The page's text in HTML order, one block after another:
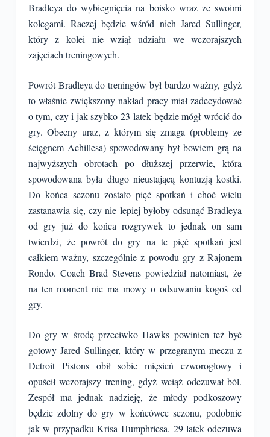
Bradleya do wybiegnięcia na boisko wraz ze swoimi
kolegami. Raczej będzie wśród nich Jared Sullinger,
który z kolei nie wziął udziału we wczorajszych
zajęciach treningowych.
Powrót Bradleya do treningów był bardzo ważny, gdyż
to właśnie zwiększony nakład pracy miał zadecydować
o tym, czy i jak szybko 23-latek będzie mógł wrócić do
gry. Obecny uraz, z którym się zmaga (problemy ze
ścięgnem Achillesa) spowodowany był bowiem grą na
najwyższych obrotach po dłuższej przerwie, która
spowodowana była długo nieustającą kontuzją kostki.
Do końca sezonu zostało pięć spotkań i choć wielu
zastanawia się, czy nie lepiej byłoby odsunąć Bradleya
od gry już do końca rozgrywek to jednak on sam
twierdzi, że powrót do gry na te pięć spotkań jest
całkiem ważny, szczególnie z powodu gry z Rajonem
Rondo. Coach Brad Stevens powiedział natomiast, że
na ten moment nie ma mowy o odsuwaniu kogoś od
gry.
Do gry w środę przeciwko Hawks powinien też być
gotowy Jared Sullinger, który w przegranym meczu z
Detroit Pistons obił sobie mięsień czworogłowy i
opuścił wczorajszy trening, gdyż wciąż odczuwał ból.
Zespół ma jednak nadzieję, że młody podkoszowy
będzie zdolny do gry w końcówce sezonu, podobnie
jak w przypadku Krisa Humphriesa. 29-latek odczuwa